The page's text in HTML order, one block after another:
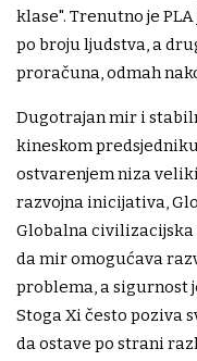
klase". Trenutno je
po broju ljudstva, a
proračuna, odmah
Dugotrajan mir i
kineskom
ostvarenjem niza
razvojna inicijativa,
Globalna
da mir omogućava
problema, a sigurnost
Stoga Xi često poziva
da ostave po strani